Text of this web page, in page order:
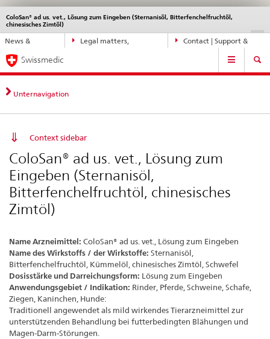
Direct
navigation:
news,
legal
matters,
contact
News &
Legal matters,
Contact | Support &
ColoSan® ad us. vet., Lösung zum Eingeben (Sternanisöl, Bitterfenchelfruchtöl,
chinesisches Zimtöl)
Languages
DE IT
Service
navigation
Main
Navigation
Swissmedic
Unternavigation
Context sidebar
ColoSan® ad us. vet., Lösung zum
Eingeben (Sternanisöl,
Bitterfenchelfruchtöl, chinesisches
Zimtöl)
Name Arzneimittel: ColoSan® ad us. vet., Lösung zum Eingeben
Name des Wirkstoffs / der Wirkstoffe: Sternanisöl,
Bitterfenchelfruchtöl, Kümmelöl, chinesisches Zimtöl, Schwefel
Dosisstärke und Darreichungsform: Lösung zum Eingeben
Anwendungsgebiet / Indikation: Rinder, Pferde, Schweine, Schafe,
Ziegen, Kaninchen, Hunde:
Traditionell angewendet als mild wirkendes Tierarzneimittel zur
unterstützenden Behandlung bei futterbedingten Blähungen und
Magen-Darm-Störungen.